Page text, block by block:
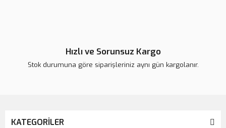
Hızlı ve Sorunsuz Kargo
Stok durumuna göre siparişleriniz aynı gün kargolanır.
KATEGORİLER